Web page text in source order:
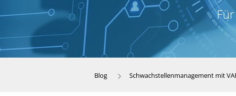
Blog Schwachstellenmanagement mit